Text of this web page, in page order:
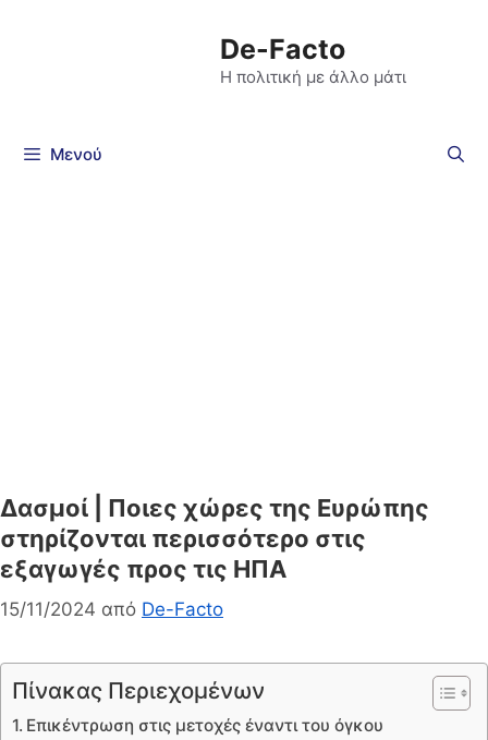
De-Facto
Η πολιτική με άλλο μάτι
Μενού
Δασμοί | Ποιες χώρες της Ευρώπης
στηρίζονται περισσότερο στις
εξαγωγές προς τις ΗΠΑ
15/11/2024 από De-Facto
Πίνακας Περιεχομένων
Επικέντρωση στις μετοχές έναντι του όγκου